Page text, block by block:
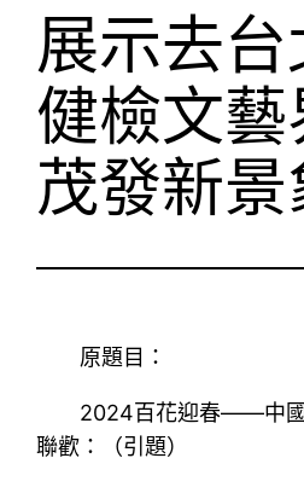
展示去
健檢文
茂發新景
原題目：
2024百花迎春——中
聯歡：（引題）